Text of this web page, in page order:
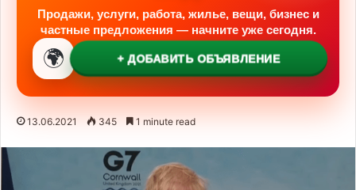
Продажи, услуги, работа, жилье, вещи, бизнес и
частные предложения — начните уже сегодня.
🌍 + ДОБАВИТЬ ОБЪЯВЛЕНИЕ
13.06.2021 345 1 minute read